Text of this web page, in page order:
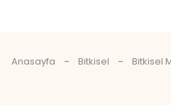
Anasayfa Bitkisel Bitkisel